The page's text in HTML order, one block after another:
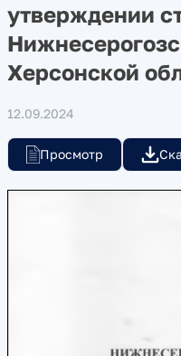
утверждении
Херсонской
12.09.2024
Просмотр